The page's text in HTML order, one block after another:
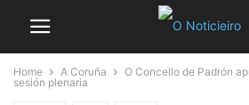
Home A Coruña
O Concello de Padrón
sesión plenaria